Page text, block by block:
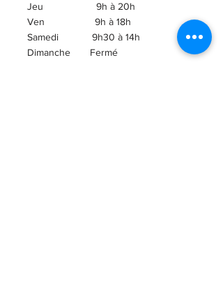
Jeu 9h à 20h
Ven 9h à 18h
Samedi 9h30 à 14h
​Dimanche Fermé